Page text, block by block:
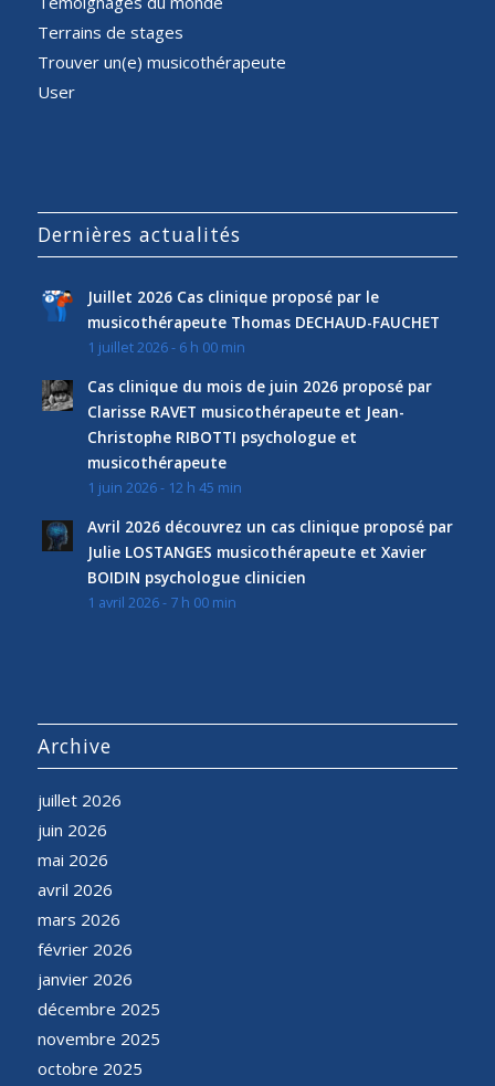
Terrains de stages
Trouver un(e) musicothérapeute
User
Dernières actualités
Juillet 2026 Cas clinique proposé par le
musicothérapeute Thomas DECHAUD-FAUCHET
1 juillet 2026 - 6 h 00 min
Cas clinique du mois de juin 2026 proposé par
Clarisse RAVET musicothérapeute et Jean-
Christophe RIBOTTI psychologue et
musicothérapeute
1 juin 2026 - 12 h 45 min
Avril 2026 découvrez un cas clinique proposé par
Julie LOSTANGES musicothérapeute et Xavier
BOIDIN psychologue clinicien
1 avril 2026 - 7 h 00 min
Archive
juillet 2026
juin 2026
mai 2026
avril 2026
mars 2026
février 2026
janvier 2026
décembre 2025
novembre 2025
octobre 2025